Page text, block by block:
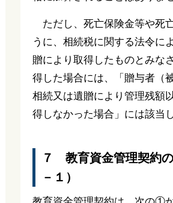
ただし、死亡保険金等や死
うに、相続税に関する法令に
贈により取得したものとみな
得した場合には、「贈与者（
相続又は遺贈により管理残額
得しなかった場合」には該当
７ 教育資金管理契約の
－１）